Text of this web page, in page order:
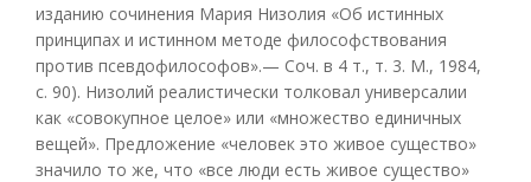
изданию сочинения Мария Низолия «Об истинных
принципах и истинном методе философствования
против псевдофилософов».— Соч. в 4 т., т. 3. М., 1984,
с. 90). Низолий реалистически толковал универсалии
как «совокупное целое» или «множество единичных
вещей». Предложение «человек это живое существо»
значило то же, что «все люди есть живое существо»